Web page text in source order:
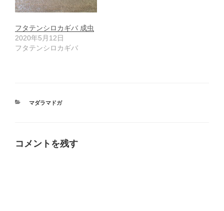
フタテンシロカギバ 成虫
2020年5月12日
フタテンシロカギバ
カ
マダラマドガ
コメントを残す